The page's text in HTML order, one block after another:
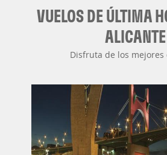
VUELOS DE ÚLTIMA
ALICANTE
Disfruta de los mejores